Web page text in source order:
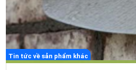
Tin tức về sản phẩm khác